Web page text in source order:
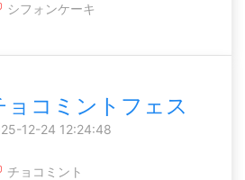
シフォンケーキ
ョコミントフェス
12-24 12:24:48
チョコミント